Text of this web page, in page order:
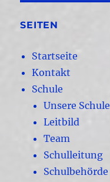
SEITEN
Startseite
Kontakt
Schule
Unsere Schule
Leitbild
Team
Schulleitung
Schulbehörde